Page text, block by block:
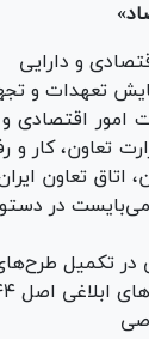
و دارایی
تعهدات و
امور اقتصادی
تعاون، کار و
اتاق تعاون
در
تکمیل
ابلاغی اصل ۴۴